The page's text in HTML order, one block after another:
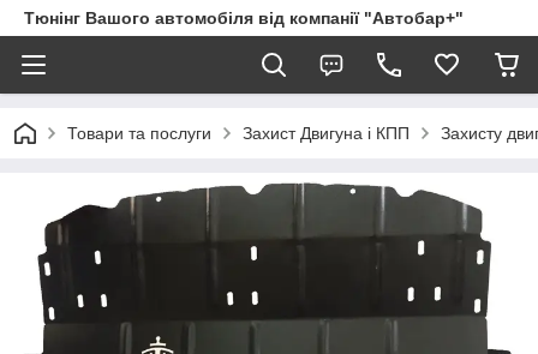
Тюнінг Вашого автомобіля від компанії "Автобар+"
Товари та послуги Захист Двигуна і КПП Захисту